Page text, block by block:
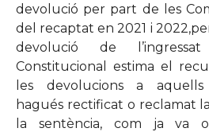
devolució per part de les
del recaptat en 2021 i
devolució de
Constitucional estima el
les devolucions a
hagués rectificat o reclamat
la sentència, com ja va